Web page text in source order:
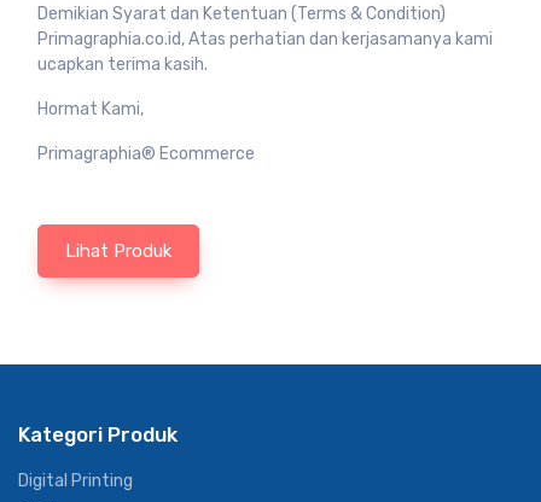
Demikian Syarat dan Ketentuan (Terms & Condition)
Primagraphia.co.id, Atas perhatian dan kerjasamanya kami
ucapkan terima kasih.
Hormat Kami,
Primagraphia® Ecommerce
Lihat Produk
Kategori Produk
Digital Printing